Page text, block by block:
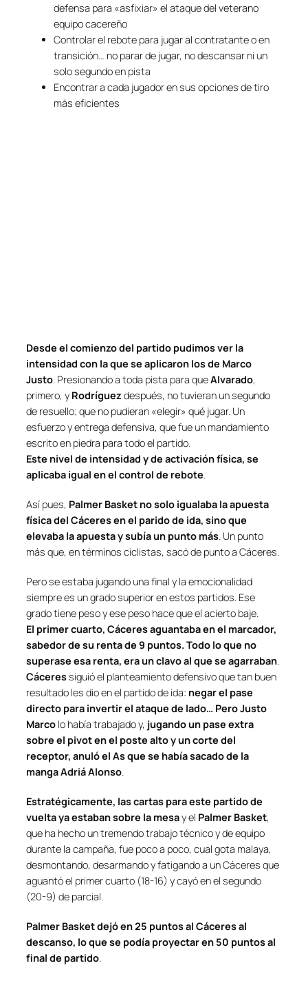
defensa para «asfixiar» el ataque del veterano
equipo cacereño
Controlar el rebote para jugar al contratante o en
transición… no parar de jugar, no descansar ni un
solo segundo en pista
Encontrar a cada jugador en sus opciones de tiro
más eficientes
Desde el comienzo del partido pudimos ver la
intensidad con la que se aplicaron los de Marco
Justo. Presionando a toda pista para queAlvarado,
primero, y Rodríguez después, no tuvieran un segundo
de resuello; que no pudieran «elegir» qué jugar. Un
esfuerzo y entrega defensiva, que fue un mandamiento
escrito en piedra para todo el partido.
Este nivel de intensidad y de activación física, se
aplicaba igual en el control de rebote.
Así pues, Palmer Basket no solo igualaba la apuesta
física del Cáceres en el parido de ida, sino que
elevaba la apuesta y subía un punto más. Un punto
más que, en términos ciclistas, sacó de punto a Cáceres.
Pero se estaba jugando una final y la emocionalidad
siempre es un grado superior en estos partidos. Ese
grado tiene peso y ese peso hace que el acierto baje.
El primer cuarto, Cáceres aguantaba en el marcador,
sabedor de su renta de 9 puntos. Todo lo que no
superase esa renta, era un clavo al que se agarraban.
Cáceressiguió el planteamiento defensivo que tan buen
resultado les dio en el partido de ida: negar el pase
directo para invertir el ataque de lado… Pero Justo
Marco lo había trabajado y, jugando un pase extra
sobre el pivot en el poste alto y un corte del
receptor, anuló el As que se había sacado de la
manga Adriá Alonso.
Estratégicamente, las cartas para este partido de
vuelta ya estaban sobre la mesay el Palmer Basket,
que ha hecho un tremendo trabajo técnico y de equipo
durante la campaña, fue poco a poco, cual gota malaya,
desmontando, desarmando y fatigando a un Cáceres que
aguantó el primer cuarto (18-16) y cayó en el segundo
(20-9) de parcial.
Palmer Basket dejó en 25 puntos al Cáceres al
descanso, lo que se podía proyectar en 50 puntos al
final de partido.